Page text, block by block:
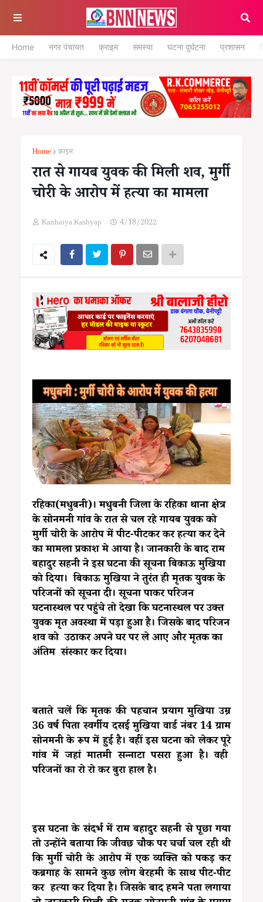
Home नगर पंचायत क्राइम समस्या घटना दुर्घटना प्रशासन
Home क्राइम
रात से गायब युवक की मिली शव, मुर्गी
चोरी के आरोप में हत्या का मामला
Kanhaiya Kashyap 4/18/2022
रहिका(मधुबनी)। मधुबनी जिला के रहिका थाना क्षेत्र
के सोनमनी गांव के रात से चल रहे गायब युवक को
मुर्गी चोरी के आरोप में पीट-पीटकर कर हत्या कर देने
का मामला प्रकाश मे आया है। जानकारी के बाद राम
बहादुर सहनी ने इस घटना की सूचना बिकाऊ मुखिया
को दिया। बिकाऊ मुखिया ने तुरंत ही मृतक युवक के
परिजनों को सूचना दी। सूचना पाकर परिजन
घटनास्थल पर पहुंचे तो देखा कि घटनास्थल पर उक्त
युवक मृत अवस्था में पड़ा हुआ है। जिसके बाद परिजन
शव को उठाकर अपने घर पर ले आए और मृतक का
अंतिम संस्कार कर दिया।
बताते चलें कि मृतक की पहचान प्रयाग मुखिया उम्र
36 वर्ष पिता स्वर्गीय दसई मुखिया वार्ड नंबर 14 ग्राम
सोनमनी के रूप में हुई है। वहीं इस घटना को लेकर पूरे
गांव में जहां मातमी सन्नाटा पसरा हुआ है। वही
परिजनों का रो रो कर बुरा हाल है।
इस घटना के संदर्भ में राम बहादुर सहनी से पूछा गया
तो उन्होंने बताया कि जीवछ चौक पर चर्चा चल रही थी
कि मुर्गी चोरी के आरोप में एक व्यक्ति को पकड़ कर
कब्रगाह के सामने कुछ लोग बेरहमी के साथ पीट-पीट
कर हत्या कर दिया है। जिसके बाद हमने पता लगाया